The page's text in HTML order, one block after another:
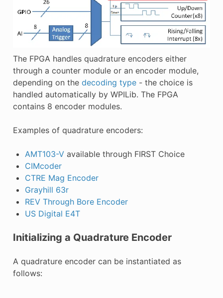
The FPGA handles quadrature encoders either
through a counter module or an encoder module,
depending on the decoding type- the choice is
handled automatically by WPILib. The FPGA
contains 8 encoder modules.
Examples of quadrature encoders:
AMT103-Vavailable through FIRST Choice
CIMcoder
CTRE Mag Encoder
Grayhill 63r
REV Through Bore Encoder
US Digital E4T
Initializing a Quadrature Encoder
A quadrature encoder can be instantiated as
follows: